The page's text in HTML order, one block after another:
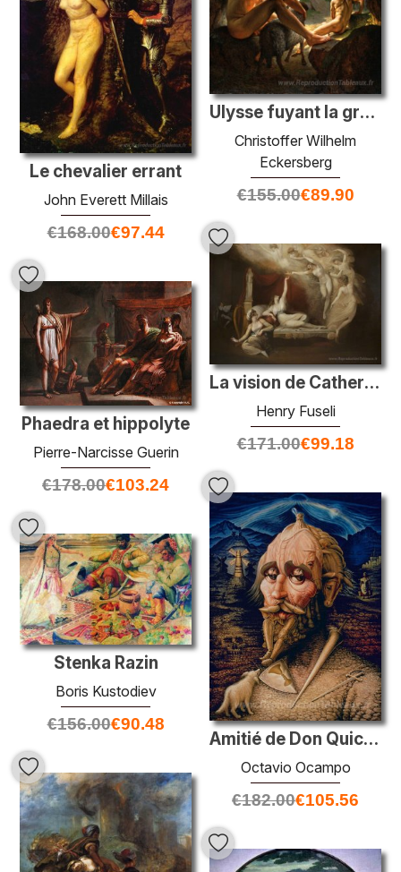
Ulysse fuyant la grotte de Polyphème
Christoffer Wilhelm
Eckersberg
€155.00€89.90
Le chevalier errant
John Everett Millais
€168.00€97.44
La vision de Catherine d'Aragon
Henry Fuseli
€171.00€99.18
Phaedra et hippolyte
Pierre-Narcisse Guerin
€178.00€103.24
Amitié de Don Quichote
Octavio Ocampo
€182.00€105.56
Stenka Razin
Boris Kustodiev
€156.00€90.48